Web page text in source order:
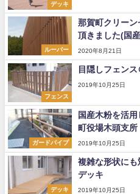
デッキ
ルーバー
那賀町クリーン
頂きました(国
2020年8月21日
フェンス
目隠しフェン
2019年10月25日
ガードパイプ
国産木粉を活
町役場木頭支所
2019年10月25日
デッキ
複雑な形状にも
デッキ
2019年10月25日